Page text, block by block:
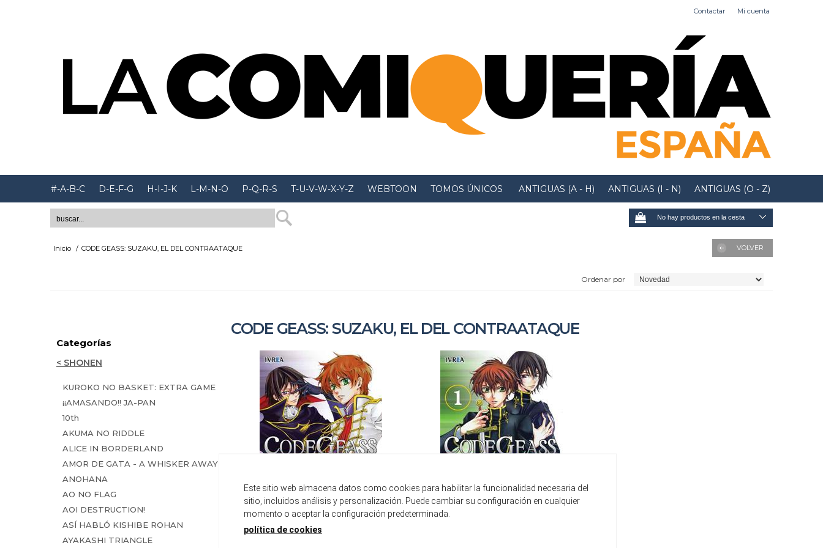
Contactar Mi cuenta
#-A-B-C D-E-F-G H-I-J-K L-M-N-O P-Q-R-S T-U-V-W-X-Y-Z WEBTOON TOMOS ÚNICOS ANTIGUAS (A - H) ANTIGUAS (I - N) ANTIGUAS (O - Z)
No hay productos en la cesta
Inicio / CODE GEASS: SUZAKU, EL DEL CONTRAATAQUE VOLVER
Ordenar por
Categorías
< SHONEN
KUROKO NO BASKET: EXTRA GAME
¡¡AMASANDO!! JA-PAN
10th
AKUMA NO RIDDLE
ALICE IN BORDERLAND
AMOR DE GATA - A WHISKER AWAY
ANOHANA
AO NO FLAG
AOI DESTRUCTION!
ASÍ HABLÓ KISHIBE ROHAN
AYAKASHI TRIANGLE
CODE GEASS: SUZAKU, EL DEL CONTRAATAQUE
CODE GEASS: SUZAKU, EL DEL
Este sitio web almacena datos como cookies para habilitar la funcionalidad necesaria del
sitio, incluidos análisis y personalización. Puede cambiar su configuración en cualquier
momento o aceptar la configuración predeterminada.
política de cookies